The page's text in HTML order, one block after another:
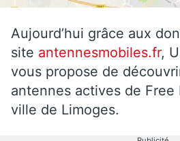
Aujourd’hui grâce aux
site antennesmobiles.fr,
vous propose de
antennes actives de Free
ville de Limoges.